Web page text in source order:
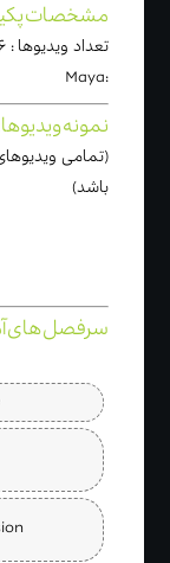
مشخصات
:Maya
نمونه
باشد)
سرفصل های